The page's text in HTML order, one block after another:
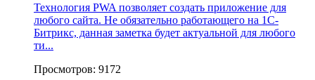
Технология PWA позволяет создать приложение для
любого сайта. Не обязательно работающего на 1С-
Битрикс, данная заметка будет актуальной для любого
ти...
Просмотров: 9172